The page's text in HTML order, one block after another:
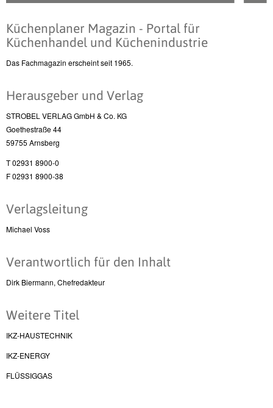
Küchenplaner Magazin - Portal für
Küchenhandel und Küchenindustrie
Das Fachmagazin erscheint seit 1965.
Herausgeber und Verlag
STROBEL VERLAG GmbH & Co. KG
Goethestraße 44
59755 Arnsberg
T 02931 8900-0
F 02931 8900-38
Verlagsleitung
Michael Voss
Verantwortlich für den Inhalt
Dirk Biermann, Chefredakteur
Weitere Titel
IKZ-HAUSTECHNIK
IKZ-ENERGY
FLÜSSIGGAS